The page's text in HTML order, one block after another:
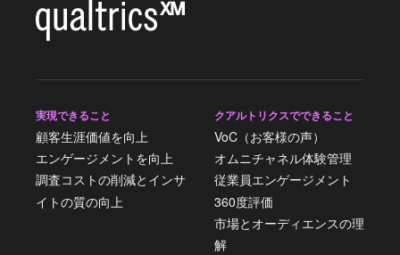
実現できること
顧客生涯価値を向上
エンゲージメントを向上
調査コストの削減とインサ
イトの質の向上
クアルトリクスでできること
VoC（お客様の声）
オムニチャネル体験管理
従業員エンゲージメント
360度評価
市場とオーディエンスの理
解